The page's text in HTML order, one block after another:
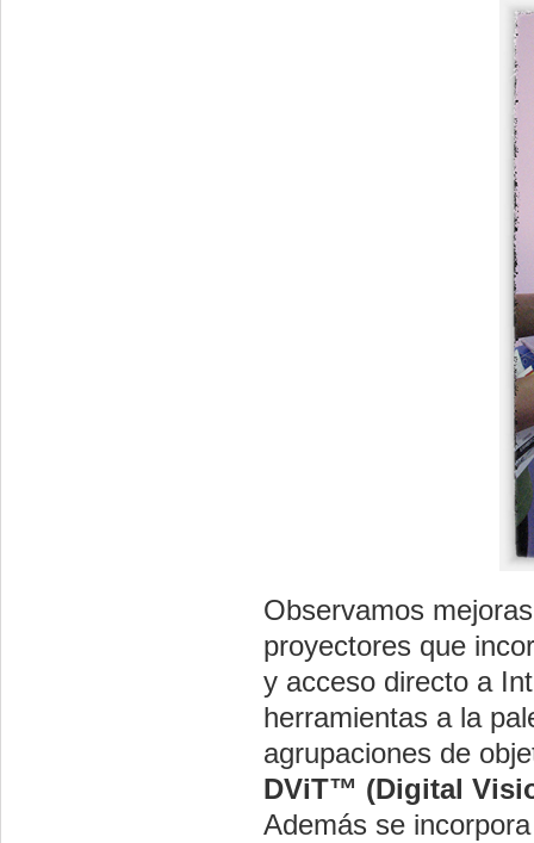
Observamos
proyectores que
y acceso directo a
herramientas a la
agrupaciones de
DViT™ (Digital
Además se